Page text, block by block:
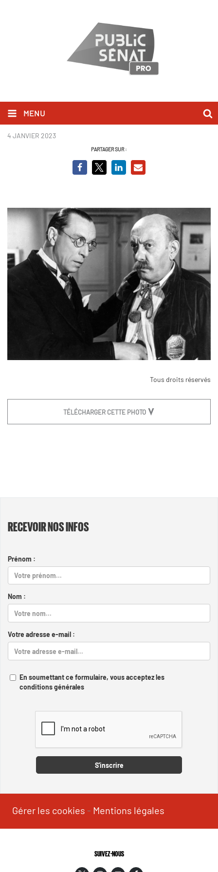
MENU
Knock
4 JANVIER 2023
PARTAGER SUR :
Tous droits réservés
TÉLÉCHARGER CETTE PHOTO
RECEVOIR NOS INFOS
Prénom :
Nom :
Votre adresse e-mail :
En soumettant ce formulaire, vous acceptez les
conditions générales
S'inscrire
Gérer les cookies - Mentions légales
SUIVEZ-NOUS